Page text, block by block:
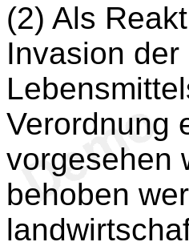
(2) Als
Invasion
Verordnung
vorgesehen
behoben